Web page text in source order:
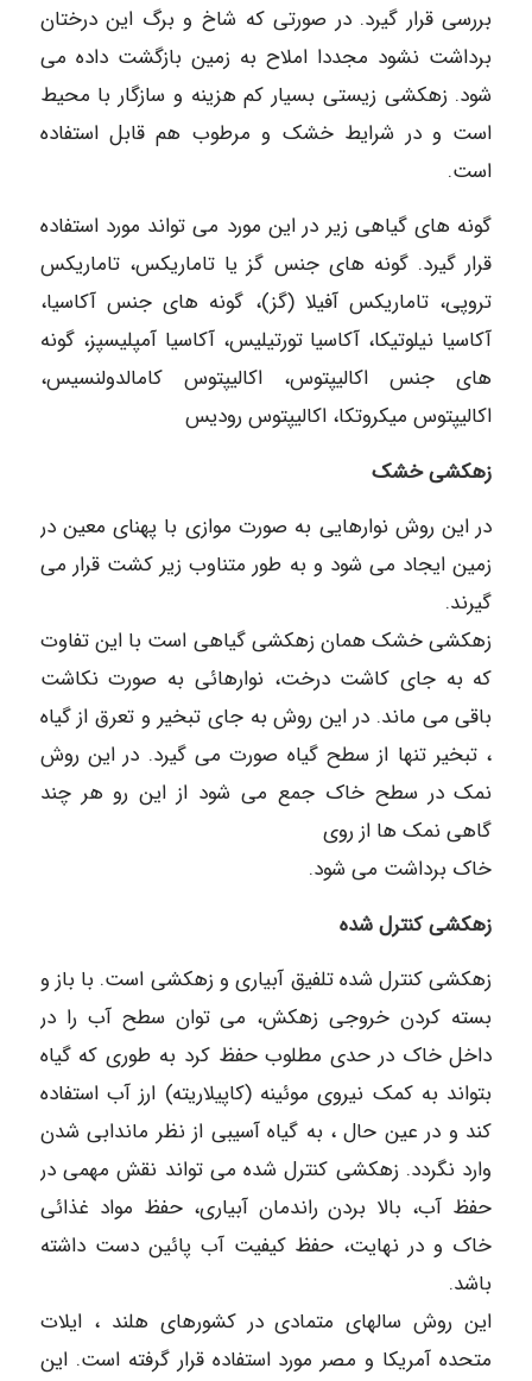
بررسی قرار گیرد. در صورتی که شاخ و برگ این درختان
برداشت نشود مجددا املاح به زمین بازگشت داده می
شود. زهکشی زیستی بسیار کم هزینه و سازگار با محیط
است و در شرایط خشک و مرطوب هم قابل استفاده
است.
گونه های گیاهی زیر در این مورد می تواند مورد استفاده
قرار گیرد. گونه های جنس گز یا تاماریکس، تاماریکس
تروپی، تاماریکس آفیلا (گز)، گونه های جنس آکاسیا،
آکاسیا نیلوتیکا، آکاسیا تورتیلیس، آکاسیا آمپلیسپز، گونه
های جنس اکالیپتوس، اکالیپتوس کامالدولنسیس،
اکالیپتوس میکروتکا، اکالیپتوس رودیس
زهکشی خشک
در این روش نوارهایی به صورت موازی با پهنای معین در
زمین ایجاد می شود و به طور متناوب زیر کشت قرار می
گیرند.
زهکشی خشک همان زهکشی گیاهی است با این تفاوت
که به جای کاشت درخت، نوارهائی به صورت نکاشت
باقی می ماند. در این روش به جای تبخیر و تعرق از گیاه
، تبخیر تنها از سطح گیاه صورت می گیرد. در این روش
نمک در سطح خاک جمع می شود از این رو هر چند
گاهی نمک ها از روی
خاک برداشت می شود.
زهکشی کنترل شده
زهکشی کنترل شده تلفیق آبیاری و زهکشی است. با باز و
بسته کردن خروجی زهکش، می توان سطح آب را در
داخل خاک در حدی مطلوب حفظ کرد به طوری که گیاه
بتواند به کمک نیروی موئینه (کاپیلاریته) ارز آب استفاده
کند و در عین حال ، به گیاه آسیبی از نظر ماندابی شدن
وارد نگردد. زهکشی کنترل شده می تواند نقش مهمی در
حفظ آب، بالا بردن راندمان آبیاری، حفظ مواد غذائی
خاک و در نهایت، حفظ کیفیت آب پائین دست داشته
باشد.
این روش سالهای متمادی در کشورهای هلند ، ایلات
متحده آمریکا و مصر مورد استفاده قرار گرفته است. این